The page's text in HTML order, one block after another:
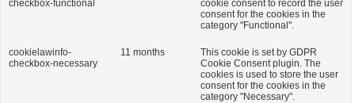
checkbox-functional
cookie consent to record the user
consent for the cookies in the
category "Functional".
cookielawinfo-
checkbox-necessary
11 months
This cookie is set by GDPR
Cookie Consent plugin. The
cookies is used to store the user
consent for the cookies in the
category "Necessary".